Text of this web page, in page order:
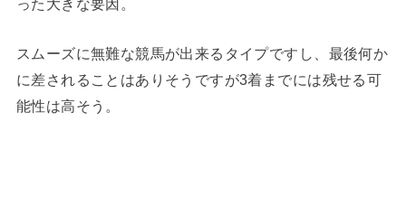
った大きな要因。
スムーズに無難な競馬が出来るタイプですし、最後何か
に差されることはありそうですが3着までには残せる可
能性は高そう。